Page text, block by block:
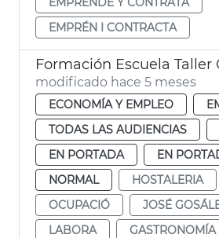
EMPRÉN I CONTRACTA
modificado hace 5 meses
ECONOMÍA Y EMPLEO
TODAS LAS AUDIENCIAS
EN PORTADA
EN
NORMAL
HOSTALERIA
OCUPACIÓ
JOSÉ
LABORA
GASTRONOMÍA